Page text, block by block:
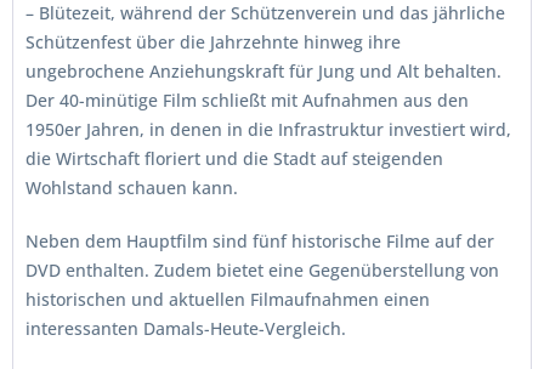
– Blütezeit, während der Schützenverein und das jährliche
Schützenfest über die Jahrzehnte hinweg ihre
ungebrochene Anziehungskraft für Jung und Alt behalten.
Der 40-minütige Film schließt mit Aufnahmen aus den
1950er Jahren, in denen in die Infrastruktur investiert wird,
die Wirtschaft floriert und die Stadt auf steigenden
Wohlstand schauen kann.
Neben dem Hauptfilm sind fünf historische Filme auf der
DVD enthalten. Zudem bietet eine Gegenüberstellung von
historischen und aktuellen Filmaufnahmen einen
interessanten Damals-Heute-Vergleich.